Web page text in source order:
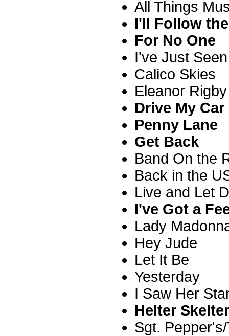
All Things
I'll Follow
For No One
I've Just
Calico Skies
Eleanor Rigby
Drive My Car
Penny Lane
Get Back
Band On the
Back in the
Live and Let
I've Got a
Lady
Hey Jude
Let It Be
Yesterday
I Saw Her
Helter Skelter
Sgt.